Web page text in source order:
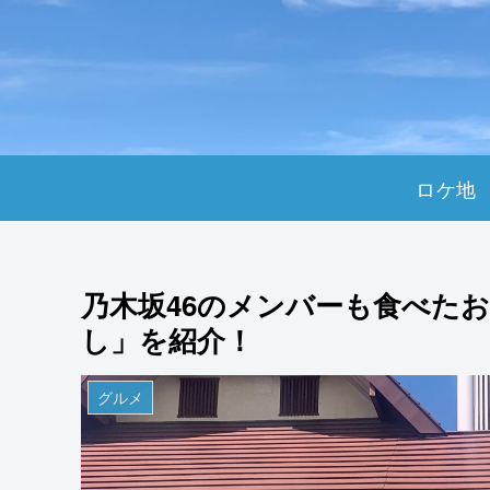
ロケ地
乃木坂46のメンバーも食べた
し」を紹介！
グルメ